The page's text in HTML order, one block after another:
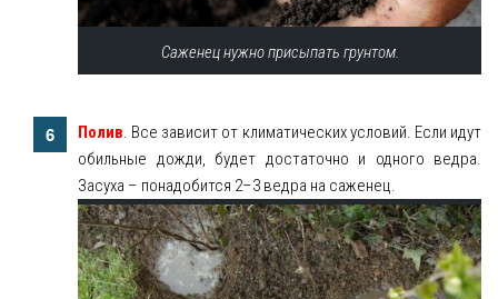
Саженец нужно присыпать грунтом.
Полив. Все зависит от климатических условий. Если идут
обильные дожди, будет достаточно и одного ведра.
Засуха – понадобится 2–3 ведра на саженец.